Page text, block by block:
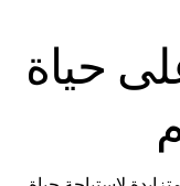
حياة